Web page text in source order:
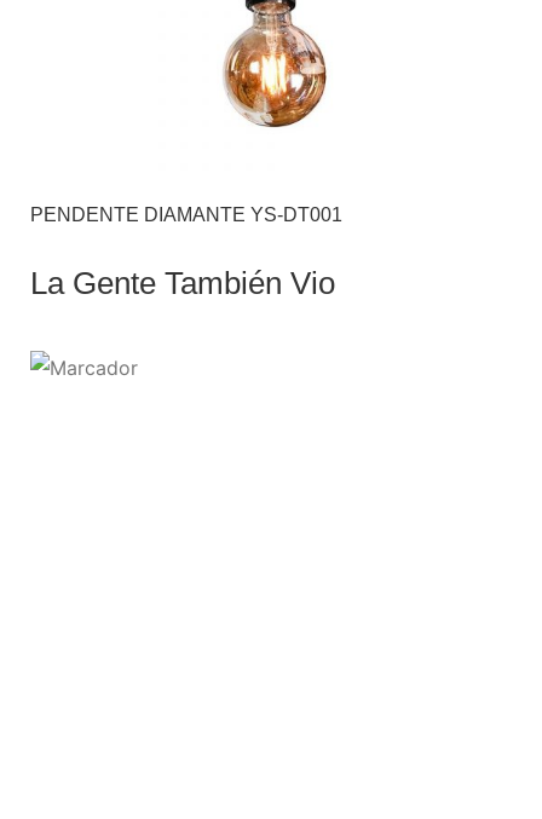
PENDENTE DIAMANTE YS-DT001
La Gente También Vio